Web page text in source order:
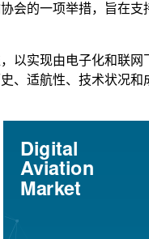
会的一项举措，旨在
以实现由电子化和联
、适航性、技术状况